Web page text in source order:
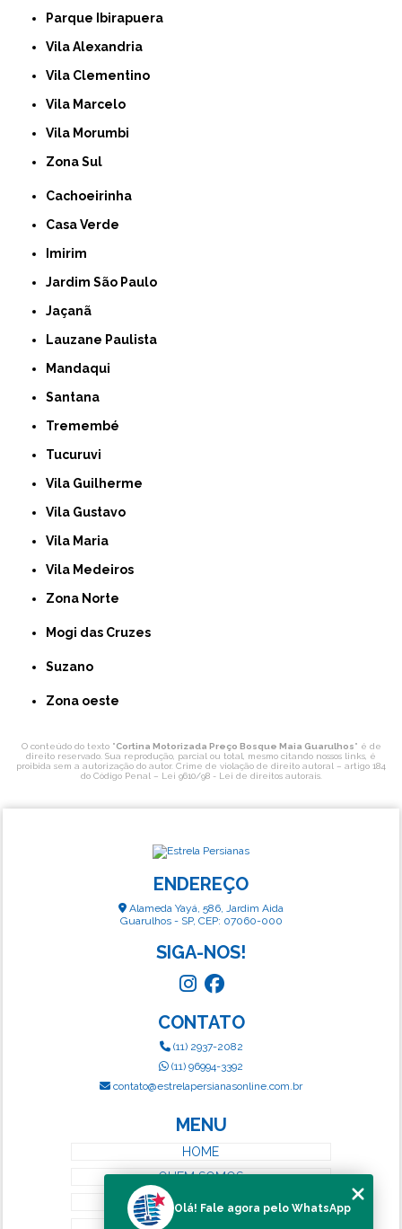
Parque Ibirapuera
Vila Alexandria
Vila Clementino
Vila Marcelo
Vila Morumbi
Zona Sul
Cachoeirinha
Casa Verde
Imirim
Jardim São Paulo
Jaçanã
Lauzane Paulista
Mandaqui
Santana
Tremembé
Tucuruvi
Vila Guilherme
Vila Gustavo
Vila Maria
Vila Medeiros
Zona Norte
Mogi das Cruzes
Suzano
Zona oeste
O conteúdo do texto "Cortina Motorizada Preço Bosque Maia Guarulhos" é de
direito reservado. Sua reprodução, parcial ou total, mesmo citando nossos links, é
proibida sem a autorização do autor. Crime de violação de direito autoral – artigo 184
do Código Penal – Lei 9610/98 - Lei de direitos autorais.
ENDEREÇO
Alameda Yayá, 586, Jardim Aida
Guarulhos - SP, CEP: 07060-000
SIGA-NOS!
CONTATO
(11) 2937-2082
(11) 96994-3392
contato@estrelapersianasonline.com.br
MENU
HOME
QUEM SOMOS
SERVIÇOS
Olá! Fale agora pelo WhatsApp